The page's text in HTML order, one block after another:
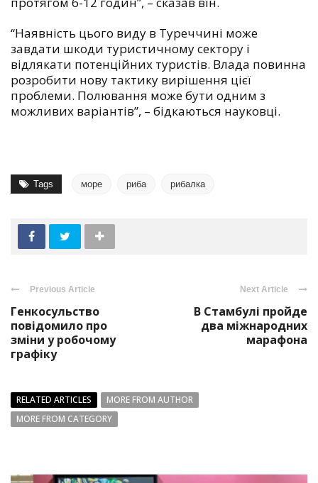
“Наявність цього виду в Туреччині може
завдати шкоди туристичному сектору і
відлякати потенційних туристів. Влада повинна
розробити нову тактику вирішення цієї
проблеми. Полювання може бути одним з
можливих варіантів”, – бідкаються науковці.
Tags море риба рибалка
Previous Article
Генкосульство
повідомило про
зміни у робочому
графіку
Next Article
В Стамбулі пройде
два міжнародних
марафона
RELATED ARTICLES
MORE FROM AUTHOR
MORE FROM CATEGORY